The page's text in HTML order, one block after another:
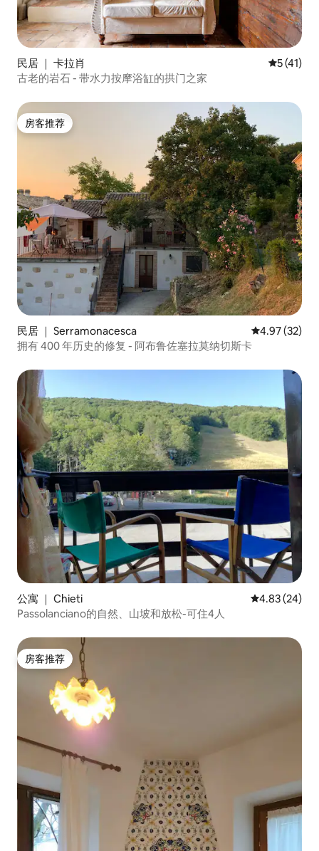
民居 ｜ 卡拉肖 平均评分
5 (41)
古老的岩石 - 带水力按摩浴缸的拱门之家
房客推荐
房客推荐
民居 ｜ Serramonacesca 平均评分
4.97 (32)
拥有 400 年历史的修复 - 阿布鲁佐塞拉莫纳切斯卡
公寓 ｜ Chieti 平均评分
4.83 (24)
Passolanciano的自然、山坡和放松-可住4人
房客推荐
房客推荐